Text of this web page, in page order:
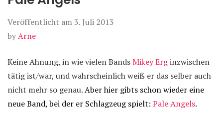
Veröffentlicht am 3. Juli 2013
byArne
Keine Ahnung, in wie vielen BandsMikey Erginzwischen
tätig ist/war, und wahrscheinlich weiß er das selber auch
nicht mehr so genau.Aber hier gibts schon wieder eine
neue Band, bei der er Schlagzeug spielt: Pale Angels.